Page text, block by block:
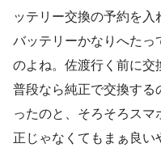
ッテリー交換の予約を入
バッテリーかなりへたっ
のよね。佐渡行く前に交
普段なら純正で交換する
ったのと、そろそろス
正じゃなくてもまぁ良